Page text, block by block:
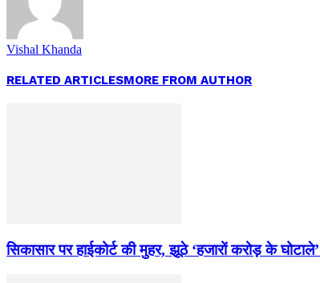
Vishal Khanda
RELATED ARTICLESMORE FROM AUTHOR
सिकासार पर हाईकोर्ट की मुहर, झूठे ‘हजारों करोड़ के